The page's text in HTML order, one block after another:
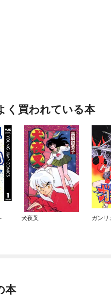
く買われている本
犬夜叉 ガンリ
本